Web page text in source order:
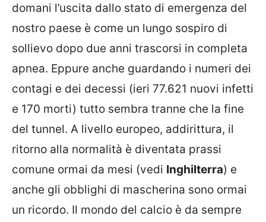
domani l’uscita dallo stato di emergenza del
nostro paese è come un lungo sospiro di
sollievo dopo due anni trascorsi in completa
apnea. Eppure anche guardando i numeri dei
contagi e dei decessi (ieri 77.621 nuovi infetti
e 170 morti) tutto sembra tranne che la fine
del tunnel. A livello europeo, addirittura, il
ritorno alla normalità è diventata prassi
comune ormai da mesi (vedi Inghilterra) e
anche gli obblighi di mascherina sono ormai
un ricordo. Il mondo del calcio è da sempre